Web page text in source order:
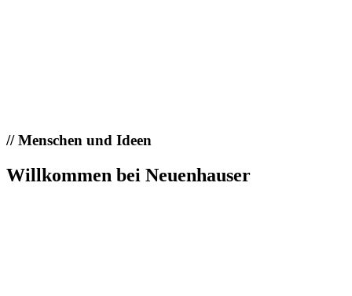
//Menschen und Ideen
Willkommen bei Neuenhauser